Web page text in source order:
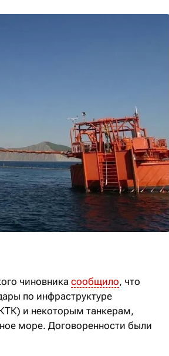
чиновника сообщило, что
по инфраструктуре
и некоторым танкерам,
море. Договоренности были